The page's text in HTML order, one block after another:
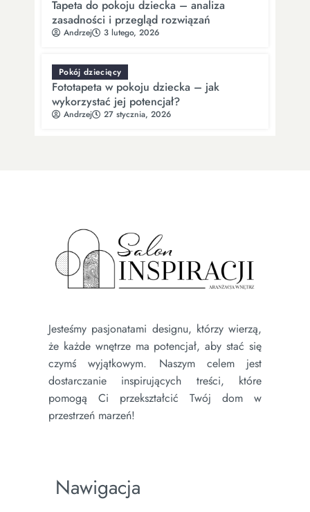
Tapeta do pokoju dziecka – analiza
zasadności i przegląd rozwiązań
Andrzej 3 lutego, 2026
Pokój dziecięcy
Fototapeta w pokoju dziecka – jak
wykorzystać jej potencjał?
Andrzej 27 stycznia, 2026
Jesteśmy pasjonatami designu, którzy wierzą,
że każde wnętrze ma potencjał, aby stać się
czymś wyjątkowym. Naszym celem jest
dostarczanie inspirujących treści, które
pomogą Ci przekształcić Twój dom w
przestrzeń marzeń!
Nawigacja